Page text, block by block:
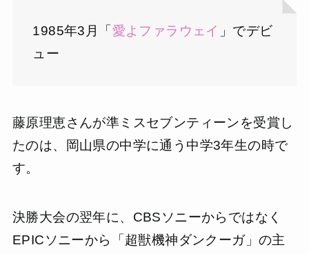
1985年3月「 愛よファラウェイ 」でデビ
ュー
藤原理恵さんが準ミスセブンティーンを受賞し
たのは、岡山県の中学に通う中学3年生の時で
す。
決勝大会の翌年に、CBSソニーからではなく
EPICソニーから「超獣機神ダンクーガ」の主